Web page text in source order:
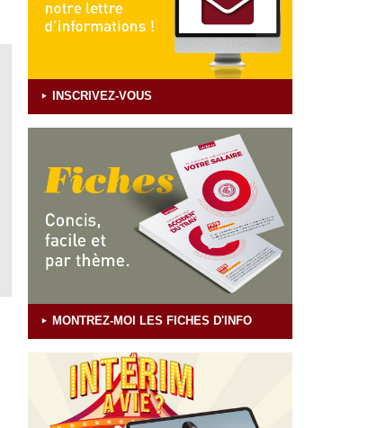
INSCRIVEZ-VOUS
MONTREZ-MOI LES FICHES D'INFO